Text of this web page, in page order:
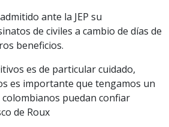
ante la JEP su
de civiles a cambio de días de
beneficios.
es de particular cuidado,
es importante que tengamos un
puedan confiar
de Roux